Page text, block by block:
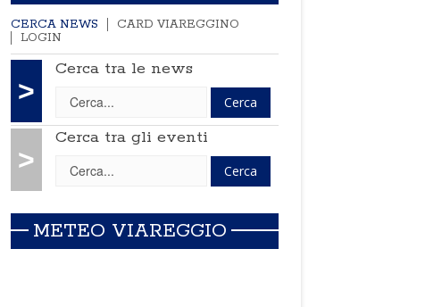
CERCA NEWS
CARD VIAREGGINO
LOGIN
>
Cerca tra le news
>
Cerca tra gli eventi
METEO VIAREGGIO